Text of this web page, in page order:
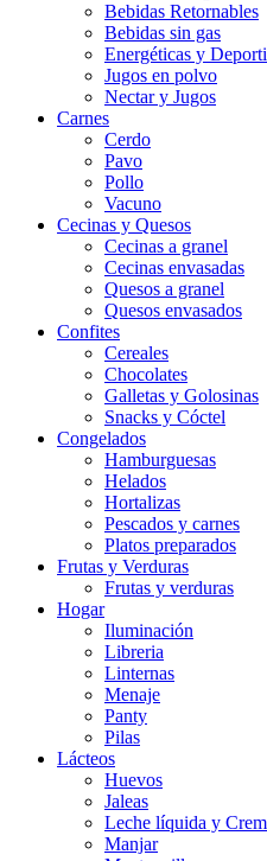
Bebidas Retornables
Bebidas sin gas
Energéticas y
Jugos en polvo
Nectar y Jugos
Carnes
Cerdo
Pavo
Pollo
Vacuno
Cecinas y Quesos
Cecinas a granel
Cecinas envasadas
Quesos a granel
Quesos envasados
Confites
Cereales
Chocolates
Galletas y Golosinas
Snacks y Cóctel
Congelados
Hamburguesas
Helados
Hortalizas
Pescados y carnes
Platos preparados
Frutas y Verduras
Frutas y verduras
Hogar
Iluminación
Libreria
Linternas
Menaje
Panty
Pilas
Lácteos
Huevos
Jaleas
Leche líquida y
Manjar